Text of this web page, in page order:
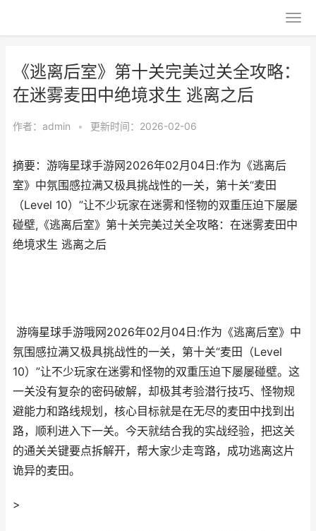
《逃离后室》第十关完美过关全攻略：
在迷雾麦田中绝境求生 逃离之后
作者： admin • 更新时间：2026-02-06
摘要：游嗨星球手游网2026年02月04日:作为《逃离后
室》中氛围感拉满又极具挑战性的一关，第十关“麦田
（Level 10）”让不少玩家在迷雾和怪物的双重压迫下屡屡
碰壁,《逃离后室》第十关完美过关全攻略：在迷雾麦田中
绝境求生 逃离之后
游嗨星球手游哦网2026年02月04日:作为《逃离后室》中
氛围感拉满又极具挑战性的一关，第十关“麦田（Level
10）”让不少玩家在迷雾和怪物的双重压迫下屡屡碰壁。这
一关没有复杂的密码破解，却极其考验潜行技巧、怪物规
避能力和路线规划，核心目标就是在无尽的麦田中找到出
路，顺利进入下一关。今天就结合我的实战经验，把这关
的通关关键要点拆解开，帮大家少走弯路，成功逃离这片
诡异的麦田。
>